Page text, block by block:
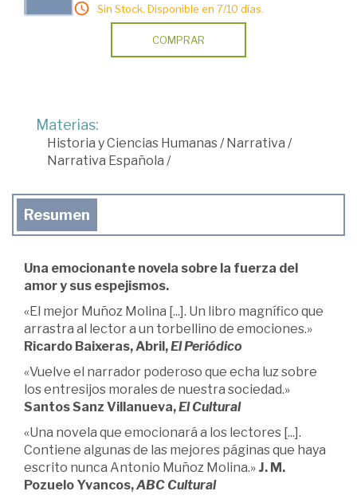
Sin Stock. Disponible en 7/10 días.
COMPRAR
Materias:
Historia y Ciencias Humanas/Narrativa /
Narrativa Española /
Resumen
Una emocionante novela sobre la fuerza del
amor y sus espejismos.
«El mejor Muñoz Molina [...]. Un libro magnífico que
arrastra al lector a un torbellino de emociones.»
Ricardo Baixeras, Abril,El Periódico
«Vuelve el narrador poderoso que echa luz sobre
los entresijos morales de nuestra sociedad.»
Santos Sanz Villanueva,El Cultural
«Una novela que emocionará a los lectores [...].
Contiene algunas de las mejores páginas que haya
escrito nunca Antonio Muñoz Molina.» J. M.
Pozuelo Yvancos,ABC Cultural